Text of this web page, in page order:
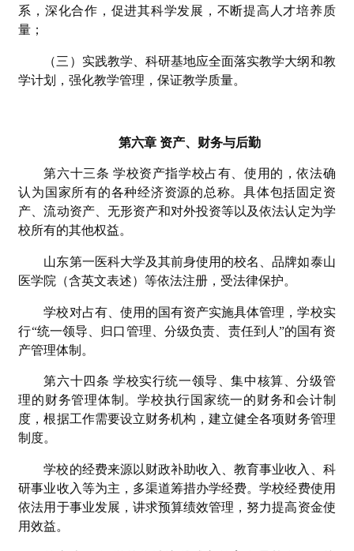
系，深化合作，促进其科学发展，不断提高人才培养质
量；
（三）实践教学、科研基地应全面落实教学大纲和教
学计划，强化教学管理，保证教学质量。
第六章 资产、财务与后勤
第六十三条 学校资产指学校占有、使用的，依法确
认为国家所有的各种经济资源的总称。具体包括固定资
产、流动资产、无形资产和对外投资等以及依法认定为学
校所有的其他权益。
山东第一医科大学及其前身使用的校名、品牌如泰山
医学院（含英文表述）等依法注册，受法律保护。
学校对占有、使用的国有资产实施具体管理，学校实
行“统一领导、归口管理、分级负责、责任到人”的国有资
产管理体制。
第六十四条 学校实行统一领导、集中核算、分级管
理的财务管理体制。学校执行国家统一的财务和会计制
度，根据工作需要设立财务机构，建立健全各项财务管理
制度。
学校的经费来源以财政补助收入、教育事业收入、科
研事业收入等为主，多渠道筹措办学经费。学校经费使用
依法用于事业发展，讲求预算绩效管理，努力提高资金使
用效益。